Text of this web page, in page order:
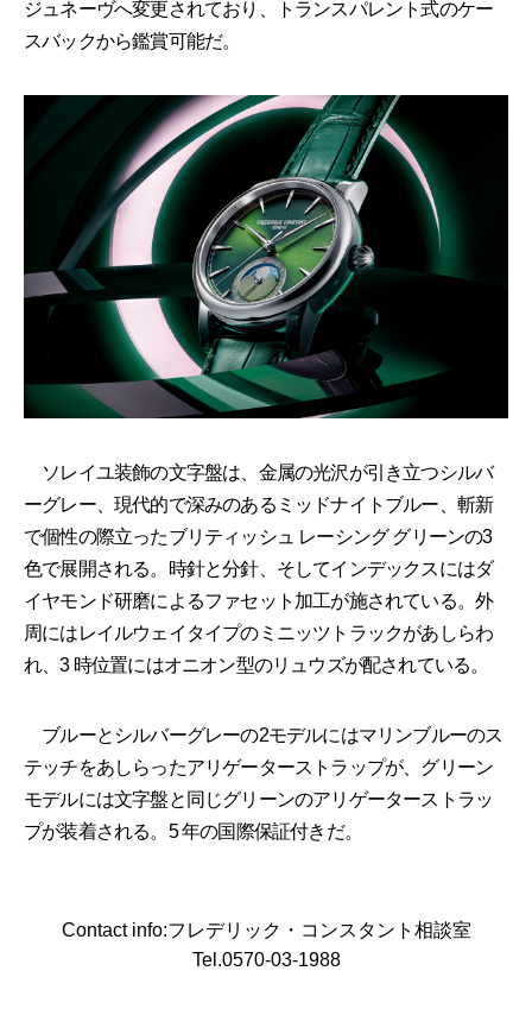
ジュネーヴへ変更されており、トランスパレント式のケー
スバックから鑑賞可能だ。
ソレイユ装飾の文字盤は、金属の光沢が引き立つシルバ
ーグレー、現代的で深みのあるミッドナイトブルー、斬新
で個性の際立ったブリティッシュ レーシング グリーンの3
色で展開される。時針と分針、そしてインデックスにはダ
イヤモンド研磨によるファセット加工が施されている。外
周にはレイルウェイタイプのミニッツトラックがあしらわ
れ、3 時位置にはオニオン型のリュウズが配されている。
ブルーとシルバーグレーの2モデルにはマリンブルーのス
テッチをあしらったアリゲーターストラップが、グリーン
モデルには文字盤と同じグリーンのアリゲーターストラッ
プが装着される。5 年の国際保証付きだ。
Contact info:フレデリック・コンスタント相談室
Tel.0570-03-1988